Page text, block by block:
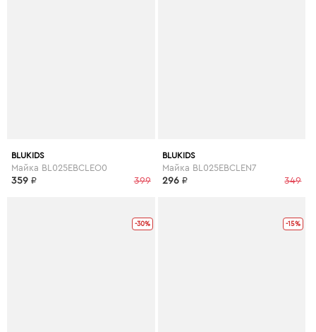
BLUKIDS
Майка BL025EBCLEO0
399
359 ₽
BLUKIDS
Майка BL025EBCLEN7
349
296 ₽
-30% -15%